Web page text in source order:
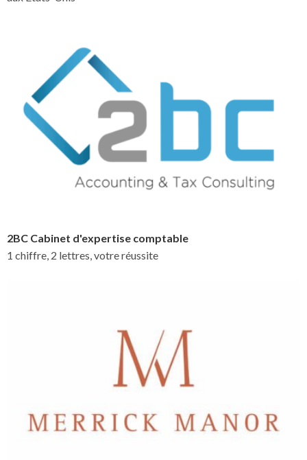
2BC Cabinet d'expertise comptable
1 chiffre, 2 lettres, votre réussite